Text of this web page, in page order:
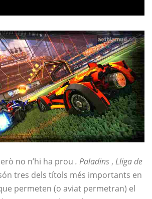
no n’hi ha prou . Paladins , Lliga de
tres dels títols més importants en
permeten (o aviat permetran) el